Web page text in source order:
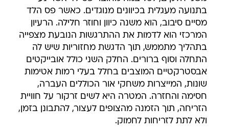
בתנועה מעגלית בכיוונים מנוגדים. כאשר פס הלד
מסיים סיבוב, הוא משנה כיוון וחוזר חלילה. הרעיון
המרכזי הוא לדמות את ההתרגשות הנובעת מצפייה
בתהליך מתממש, תוך הדגשת מחזוריות שיש לה
התחלה וסוף ברורים. החלק השני כולל אובייקטים
אבסטרקטיים המוצבים בחלל בעלי רמות אטימות
שונות, המייצרות משחקי אור הכוללים העברה,
חסימה והחזרה. המטרה היא לשים זרקור על חוויית
הזריחה, תוך הזמנה מהצופים לעצור, להתבונן בזמן,
ולא לתת לזריחות לחמוק.